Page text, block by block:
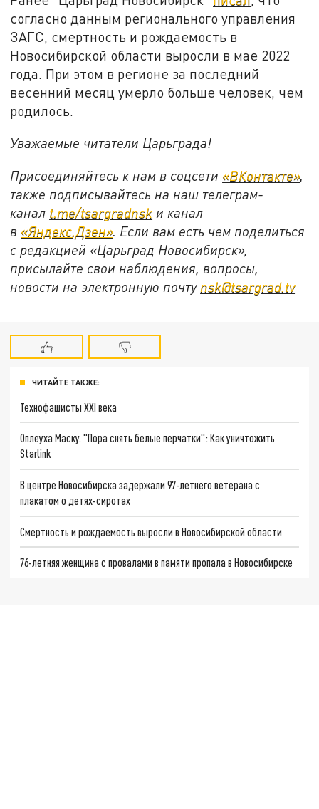
согласно данным регионального управления
ЗАГС, смертность и рождаемость в
Новосибирской области выросли в мае 2022
года. При этом в регионе за последний
весенний месяц умерло больше человек, чем
родилось.
Уважаемые читатели Царьграда!
Присоединяйтесь к нам в соцсети «ВКонтакте»,
также подписывайтесь на наш телеграм-
канал t.me/tsargradnsk и канал
в «Яндекс.Дзен». Если вам есть чем поделиться
с редакцией «Царьград Новосибирск»,
присылайте свои наблюдения, вопросы,
новости на электронную почту nsk@tsargrad.tv
ЧИТАЙТЕ ТАКЖЕ:
Технофашисты XXI века
Оплеуха Маску. "Пора снять белые перчатки": Как уничтожить
Starlink
В центре Новосибирска задержали 97-летнего ветерана с
плакатом о детях-сиротах
Смертность и рождаемость выросли в Новосибирской области
76-летняя женщина с провалами в памяти пропала в Новосибирске